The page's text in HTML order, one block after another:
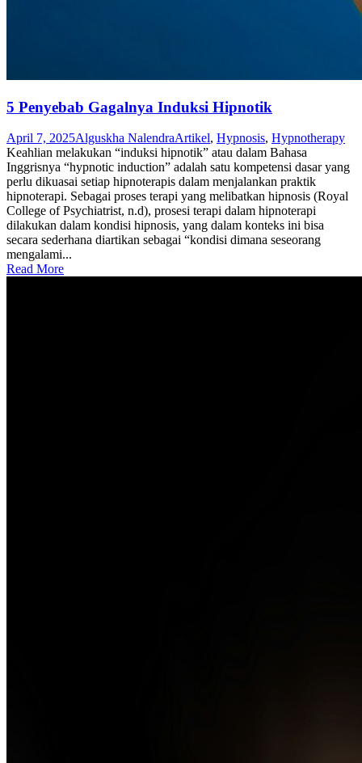
5 Penyebab Gagalnya Induksi Hipnotik
April 7, 2025Alguskha NalendraArtikel, Hypnosis, Hypnotherapy
Keahlian melakukan “induksi hipnotik” atau dalam Bahasa
Inggrisnya “hypnotic induction” adalah satu kompetensi dasar yang
perlu dikuasai setiap hipnoterapis dalam menjalankan praktik
hipnoterapi. Sebagai proses terapi yang melibatkan hipnosis (Royal
College of Psychiatrist, n.d), prosesi terapi dalam hipnoterapi
dilakukan dalam kondisi hipnosis, yang dalam konteks ini bisa
secara sederhana diartikan sebagai “kondisi dimana seseorang
mengalami...
Read More